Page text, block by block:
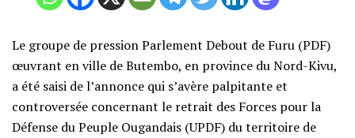
Le groupe de pression Parlement Debout de Furu (PDF)
œuvrant en ville de Butembo, en province du Nord-Kivu,
a été saisi de l’annonce qui s’avère palpitante et
controversée concernant le retrait des Forces pour la
Défense du Peuple Ougandais (UPDF) du territoire de